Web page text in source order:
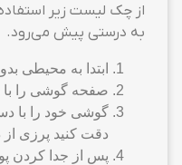
از چک لیست زیر
به درستی پیش می‌رود.
ابتدا به محیطی
صفحه گوشی را با
گوشی خود را با
دقت کنید پرزی از
پس از جدا کردن